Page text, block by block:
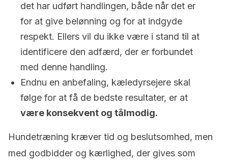
det har udført handlingen, både når det er
for at give belønning og for at indgyde
respekt. Ellers vil du ikke være i stand til at
identificere den adfærd, der er forbundet
med denne handling.
Endnu en anbefaling, kæledyrsejere skal
følge for at få de bedste resultater, er at
være konsekvent og tålmodig.
Hundetræning kræver tid og beslutsomhed, men
med godbidder og kærlighed, der gives som